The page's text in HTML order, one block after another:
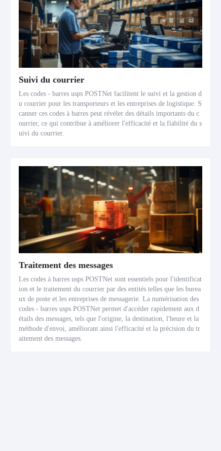
Suivi du courrier
Les codes - barres usps POSTNet facilitent le suivi et la gestion d
u courrier pour les transporteurs et les entreprises de logistique. S
canner ces codes à barres peut révéler des détails importants du c
ourrier, ce qui contribue à améliorer l'efficacité et la fiabilité du s
uivi du courrier.
Traitement des messages
Les codes à barres usps POSTNet sont essentiels pour l'identificat
ion et le traitement du courrier par des entités telles que les burea
ux de poste et les entreprises de messagerie. La numérisation des
codes - barres usps POSTNet permet d'accéder rapidement aux d
étails des messages, tels que l'origine, la destination, l'heure et la
méthode d'envoi, améliorant ainsi l'efficacité et la précision du tr
aitement des messages.